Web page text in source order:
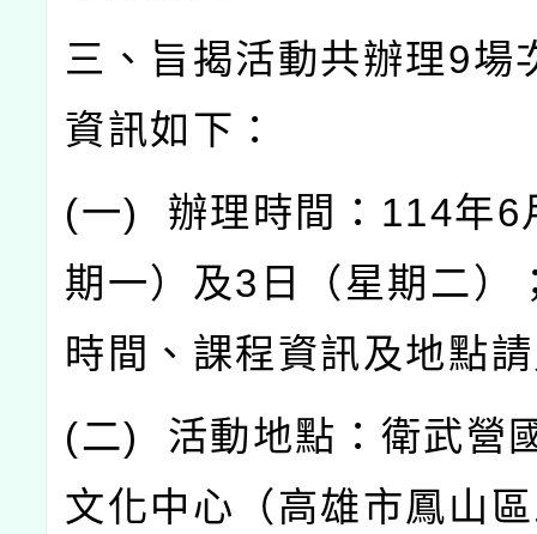
三、旨揭活動共辦理9場
資訊如下：
(一) 辦理時間： 114年6
期一）及3 日（星期二）
時間、課程資訊及地點
(二) 活動地點：衛武營
文化中心（高雄市鳳山